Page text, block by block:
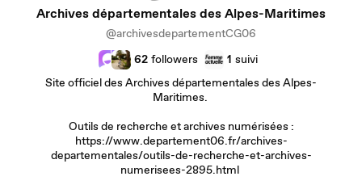
Archives départementales des Alpes-Maritimes
@archivesdepartementCG06
62 followers 1 suivi
Site officiel des Archives départementales des Alpes-
Maritimes.
Outils de recherche et archives numérisées :
https://www.departement06.fr/archives-
departementales/outils-de-recherche-et-archives-
numerisees-2895.html